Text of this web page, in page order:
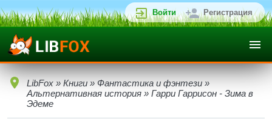
Войти Регистрация
LibFox » Книги » Фантастика и фэнтези »
Альтернативная история » Гарри Гаррисон - Зима в
Эдеме